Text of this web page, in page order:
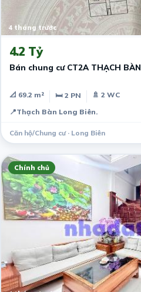
4 tháng trước
4.2 Tỷ
Bán chung cư CT2A THẠCH BÀN
📐 69.2 m² 🛏 2 PN
🚿 2 WC
📍Thạch Bàn Long Biên.
Căn hộ/Chung cư · Long Biên
Chính chủ